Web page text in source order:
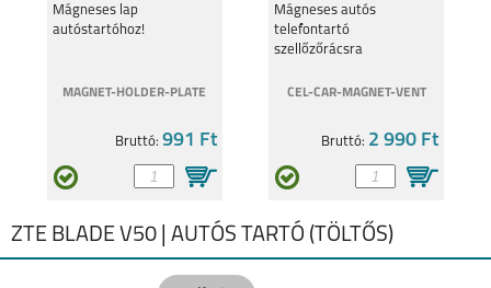
Mágneses lap
autóstartóhoz!
MAGNET-HOLDER-PLATE
Bruttó: 991 Ft
szellőzőrácsra
Mágneses autós
telefontartó
szellőzőrácsra
CEL-CAR-MAGNET-VENT
Bruttó: 2 990 Ft
ZTE BLADE V50 | AUTÓS TARTÓ (TÖLTŐS)